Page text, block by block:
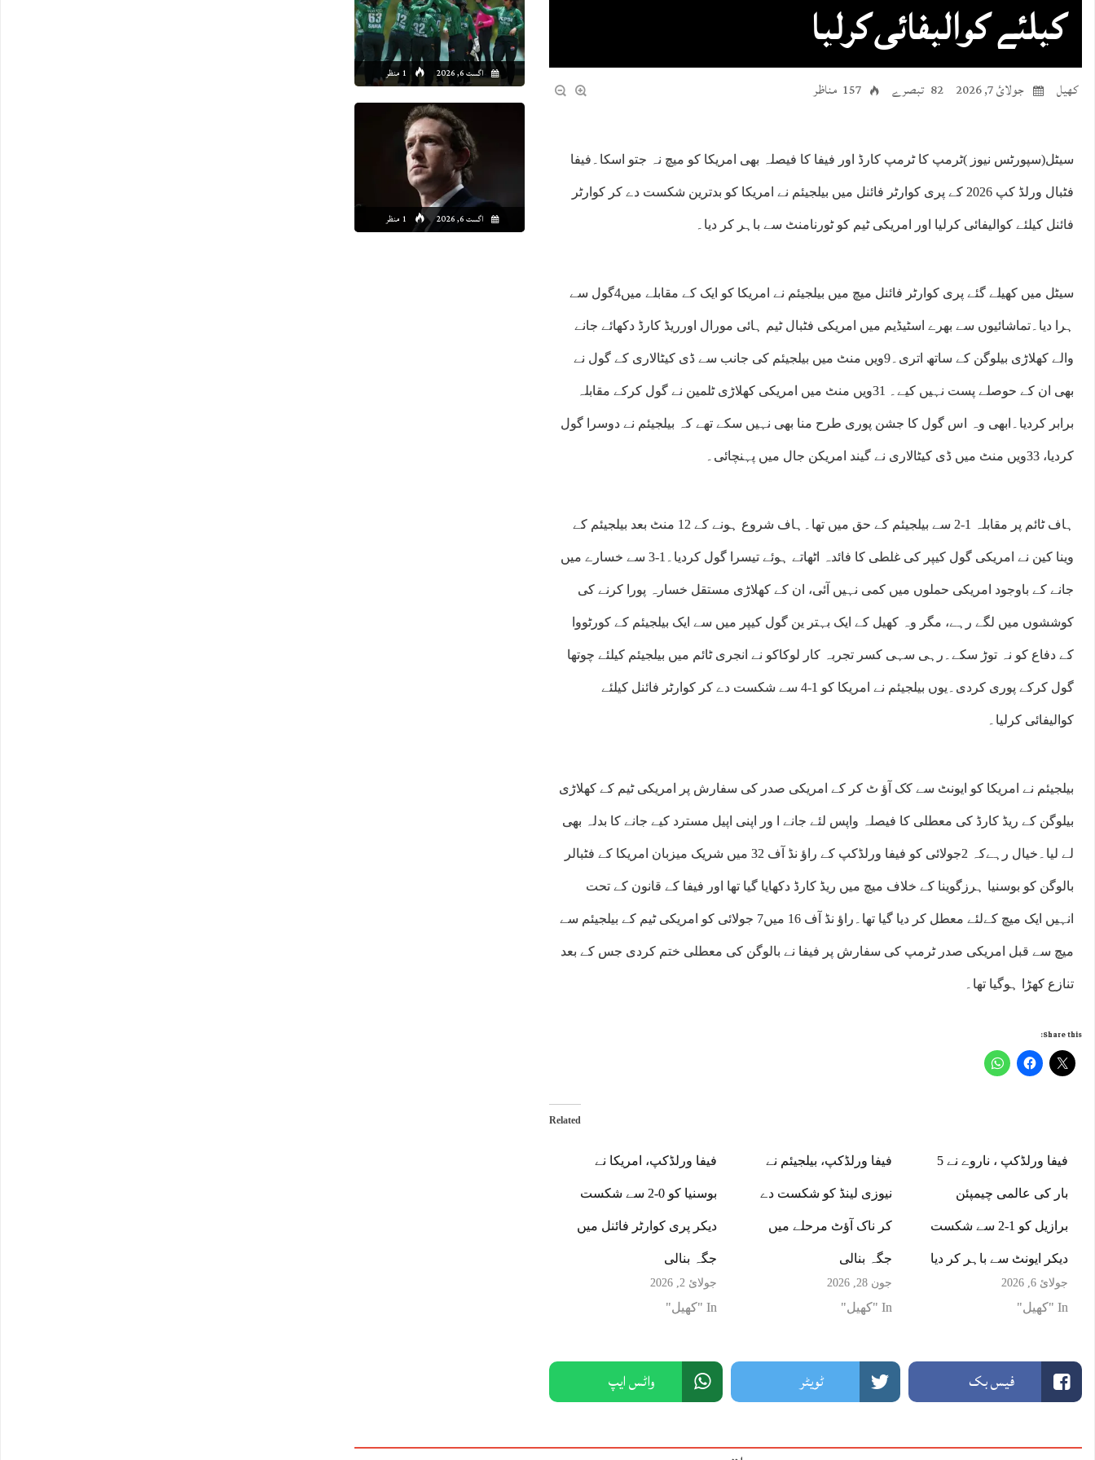
اگست 6, 2026 1 منظر
اگست 6, 2026 1 منظر
کیلئے کوالیفائی کرلیا
کھیل جولائ 7, 2026 82 تبصرے 157 مناظر
سیٹل(سپورٹس نیوز )ٹرمپ کا ٹرمپ کارڈ اور فیفا کا فیصلہ بھی امریکا کو میچ نہ جتو اسکا۔فیفا
فٹبال ورلڈ کپ 2026 کے پری کوارٹر فائنل میں بیلجیئم نے امریکا کو بدترین شکست دے کر کوارٹر
فائنل کیلئے کوالیفائی کرلیا اور امریکی ٹیم کو ٹورنامنٹ سے باہر کر دیا۔
سیٹل میں کھیلے گئے پری کوارٹر فائنل میچ میں بیلجیئم نے امریکا کو ایک کے مقابلے میں4گول سے
ہرا دیا۔تماشائیوں سے بھرے اسٹیڈیم میں امریکی فٹبال ٹیم ہائی مورال اورریڈ کارڈ دکھائے جانے
والے کھلاڑی بیلوگن کے ساتھ اتری۔9ویں منٹ میں بیلجیئم کی جانب سے ڈی کیٹالاری کے گول نے
بھی ان کے حوصلے پست نہیں کیے۔ 31ویں منٹ میں امریکی کھلاڑی ٹلمین نے گول کرکے مقابلہ
برابر کردیا۔ابھی وہ اس گول کا جشن پوری طرح منا بھی نہیں سکے تھے کہ بیلجیئم نے دوسرا گول
کردیا، 33ویں منٹ میں ڈی کیٹالاری نے گیند امریکن جال میں پہنچائی۔
ہاف ٹائم پر مقابلہ 1-2 سے بیلجیئم کے حق میں تھا۔ہاف شروع ہونے کے 12 منٹ بعد بیلجیئم کے
وینا کین نے امریکی گول کیپر کی غلطی کا فائدہ اٹھاتے ہوئے تیسرا گول کردیا۔1-3 سے خسارے میں
جانے کے باوجود امریکی حملوں میں کمی نہیں آئی، ان کے کھلاڑی مستقل خسارہ پورا کرنے کی
کوششوں میں لگے رہے، مگر وہ کھیل کے ایک بہتر ین گول کیپر میں سے ایک بیلجیئم کے کورٹووا
کے دفاع کو نہ توڑ سکے۔رہی سہی کسر تجربہ کار لوکاکو نے انجری ٹائم میں بیلجیئم کیلئے چوتھا
گول کرکے پوری کردی۔یوں بیلجیئم نے امریکا کو 1-4 سے شکست دے کر کوارٹر فائنل کیلئے
کوالیفائی کرلیا۔
بیلجیئم نے امریکا کو ایونٹ سے کک آﺅ ٹ کر کے امریکی صدر کی سفارش پر امریکی ٹیم کے کھلاڑی
بیلوگن کے ریڈ کارڈ کی معطلی کا فیصلہ واپس لئے جانے ا ور اپنی اپیل مسترد کیے جانے کا بدلہ بھی
لے لیا۔خیال رہےکہ 2جولائی کو فیفا ورلڈکپ کے راﺅ نڈ آف 32 میں شریک میزبان امریکا کے فٹبالر
بالوگن کو بوسنیا ہرزگوینا کے خلاف میچ میں ریڈ کارڈ دکھایا گیا تھا اور فیفا کے قانون کے تحت
انہیں ایک میچ کےلئے معطل کر دیا گیا تھا۔راﺅ نڈ آف 16 میں7 جولائی کو امریکی ٹیم کے بیلجیئم سے
میچ سے قبل امریکی صدر ٹرمپ کی سفارش پر فیفا نے بالوگن کی معطلی ختم کردی جس کے بعد
تنازع کھڑا ہوگیا تھا۔
Share this:
Related
فیفا ورلڈکپ، امریکا نے
بوسنیا کو 0-2 سے شکست
دیکر پری کوارٹر فائنل میں
جگہ بنالی
جولائ 2, 2026
In "کھیل"
فیفا ورلڈکپ، بیلجیئم نے
نیوزی لینڈ کو شکست دے
کر ناک آﺅٹ مرحلے میں
جگہ بنالی
جون 28, 2026
In "کھیل"
فیفا ورلڈکپ ، ناروے نے 5
بار کی عالمی چیمپئن
برازیل کو 1-2 سے شکست
دیکر ایونٹ سے باہر کر دیا
جولائ 6, 2026
In "کھیل"
فیس بک ٹویٹر واٹس ایپ